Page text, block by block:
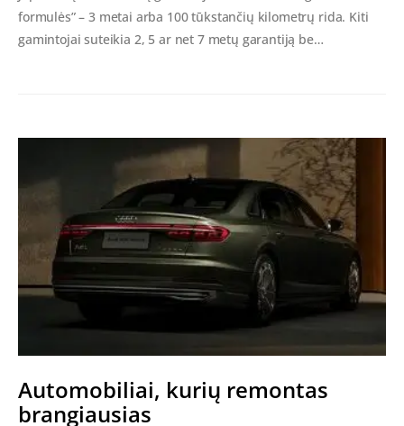
formulės” – 3 metai arba 100 tūkstančių kilometrų rida. Kiti
gamintojai suteikia 2, 5 ar net 7 metų garantiją be…
Automobiliai, kurių remontas
brangiausias